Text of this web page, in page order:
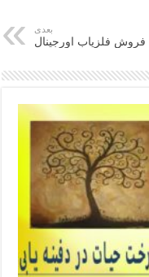
بعدی
فروش فلزیاب اورجینال